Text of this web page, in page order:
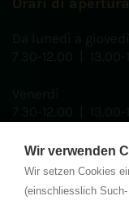
Wir verwenden
Wir setzen Cookies
(einschliesslich
Orari di apertura
Da lunedì a giovedì
7.30-12.00 | 13.00-
Venerdì
7.30-12.00 | 13.00-
Certificati